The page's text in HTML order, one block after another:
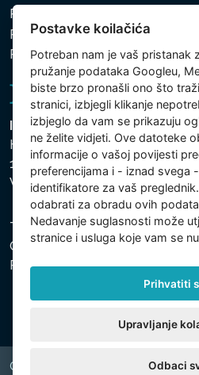
Pravila zaštite osobnih i drugih
Politika kolačića
Postavke koilačića
Intex Trading, s.r.o.
Hradecká 2526/3
130 00 Praha 3
Vinohrady - Česká republika
Tvrtka je registrirana pri
C, uložak 74759. Identifikacijski
Porezni identifikacijski broj:
Copyright © 2026 INTEX TRADING
Postavke koilačića
Potreban nam je vaš pristanak
pružanje podataka Googleu,
biste brzo pronašli ono što
stranici, izbjegli klikanje
izbjeglo da vam se prikazuju
ne želite vidjeti. Ove datoteke
informacije o vašoj povijesti
preferencijama i - iznad svega
identifikatore za vaš
odabrati za obradu ovih
Nedavanje suglasnosti može
stranice i usluga koje vam se
Prihvatiti
Upravljanje
Odbaci